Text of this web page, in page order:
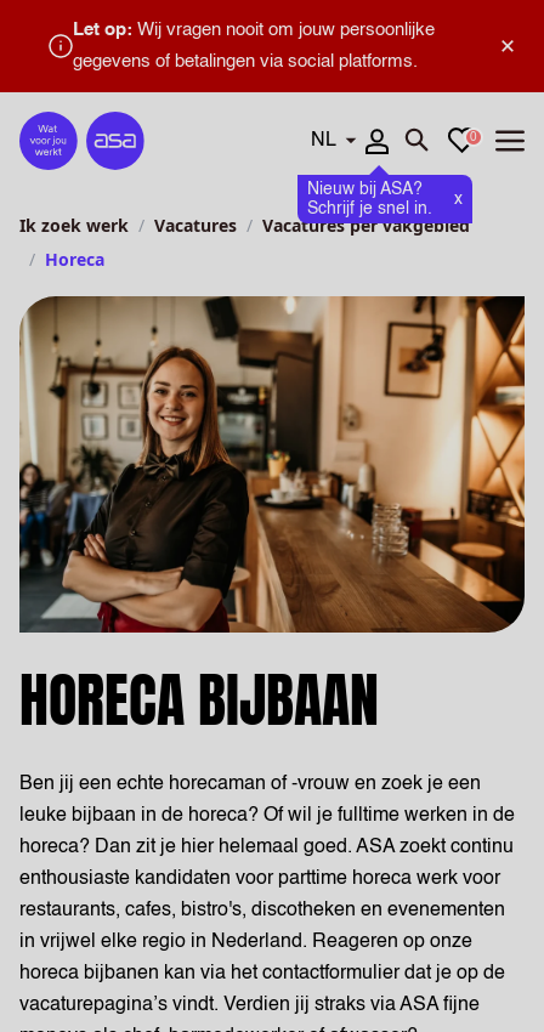
×
Let op: Wij vragen nooit om jouw persoonlijke
gegevens of betalingen via social platforms.
Home
Talen
Nieuw bij ASA?
Schrijf je snel in.
x
Zoeken openen
Favorieten
0
Ik zoek werk Vacatures
Vacatures per vakgebied
Horeca
HORECA BIJBAAN
Ben jij een echte horecaman of -vrouw en zoek je een
leuke bijbaan in de horeca? Of wil je fulltime werken in de
horeca? Dan zit je hier helemaal goed. ASA zoekt continu
enthousiaste kandidaten voor parttime horeca werk voor
restaurants, cafes, bistro's, discotheken en evenementen
in vrijwel elke regio in Nederland. Reageren op onze
horeca bijbanen kan via het contactformulier dat je op de
vacaturepagina’s vindt. Verdien jij straks via ASA fijne